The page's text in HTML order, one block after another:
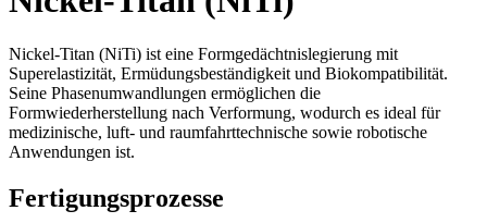
Nickel-Titan (NiTi) ist eine Formgedächtnislegierung mit
Superelastizität, Ermüdungsbeständigkeit und Biokompatibilität.
Seine Phasenumwandlungen ermöglichen die
Formwiederherstellung nach Verformung, wodurch es ideal für
medizinische, luft- und raumfahrttechnische sowie robotische
Anwendungen ist.
Fertigungsprozesse